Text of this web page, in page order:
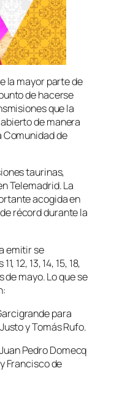
la mayor parte de
de hacerse
que la
de manera
de
taurinas,
Telemadrid. La
acogida en
récord durante la
emitir se
12, 13, 14, 15, 18,
de mayo. Lo que se
para
y Tomás Rufo.
Pedro Domecq
Francisco de